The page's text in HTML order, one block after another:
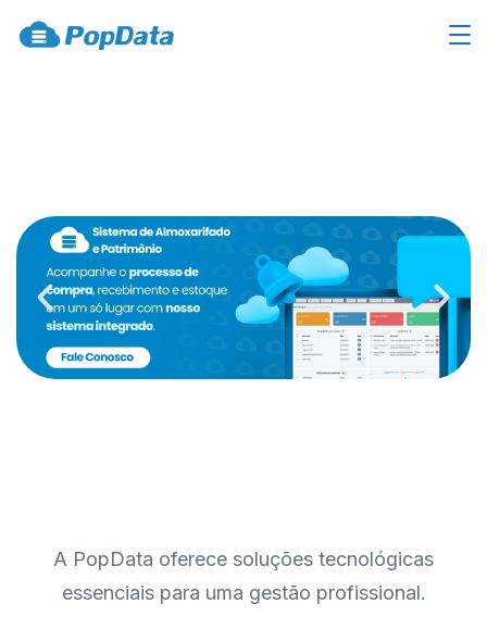
A PopData oferece soluções tecnológicas
essenciais para uma gestão profissional.